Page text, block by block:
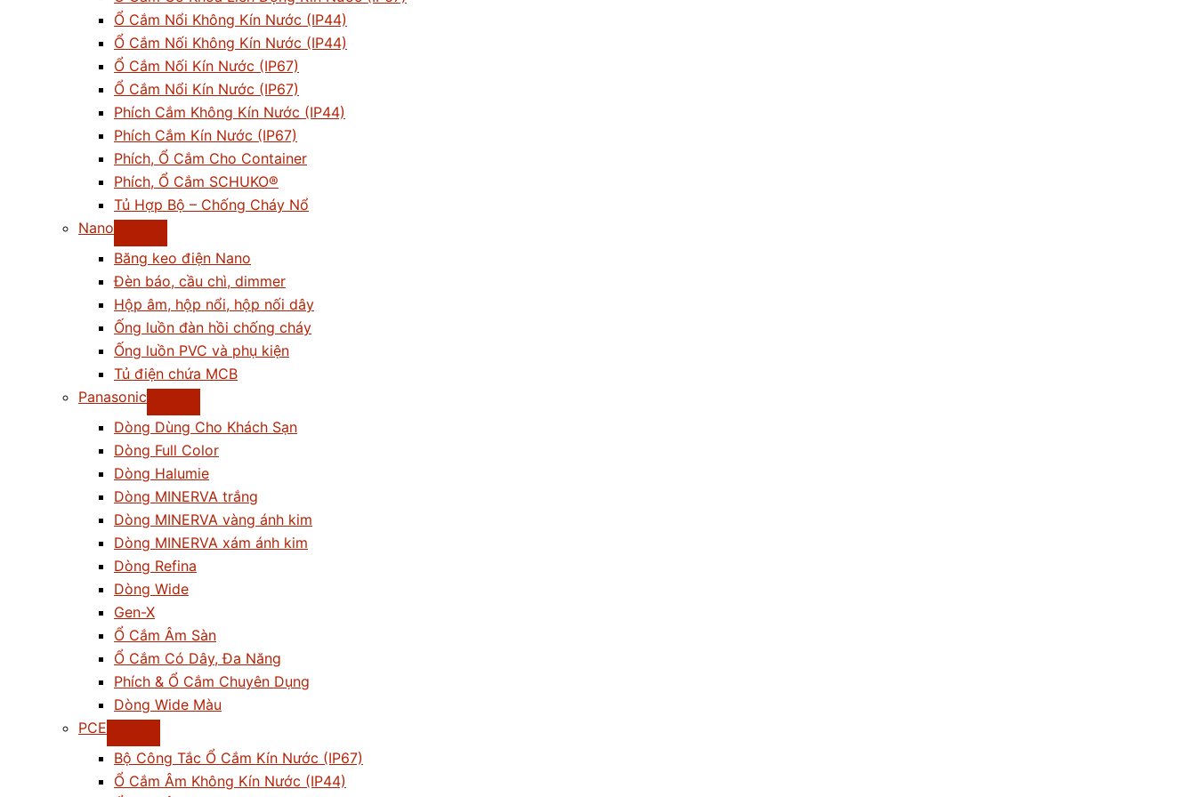
Ổ Cắm Nổi Không Kín Nước (IP44)
Ổ Cắm Nối Không Kín Nước (IP44)
Ổ Cắm Nối Kín Nước (IP67)
Ổ Cắm Nổi Kín Nước (IP67)
Phích Cắm Không Kín Nước (IP44)
Phích Cắm Kín Nước (IP67)
Phích, Ổ Cắm Cho Container
Phích, Ổ Cắm SCHUKO®
Tủ Hợp Bộ – Chống Cháy Nổ
Nano
Băng keo điện Nano
Đèn báo, cầu chì, dimmer
Hộp âm, hộp nổi, hộp nối dây
Ống luồn đàn hồi chống cháy
Ống luồn PVC và phụ kiện
Tủ điện chứa MCB
Panasonic
Dòng Dùng Cho Khách Sạn
Dòng Full Color
Dòng Halumie
Dòng MINERVA trắng
Dòng MINERVA vàng ánh kim
Dòng MINERVA xám ánh kim
Dòng Refina
Dòng Wide
Gen-X
Ổ Cắm Âm Sàn
Ổ Cắm Có Dây, Đa Năng
Phích & Ổ Cắm Chuyên Dụng
Dòng Wide Màu
PCE
Bộ Công Tắc Ổ Cắm Kín Nước (IP67)
Ổ Cắm Âm Không Kín Nước (IP44)